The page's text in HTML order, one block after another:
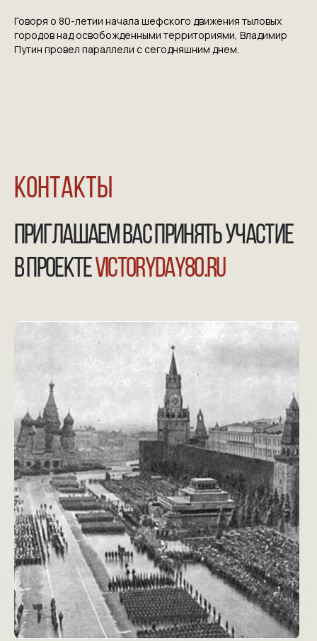
Говоря о 80-летии начала шефского движения тыловых
городов над освобожденными территориями, Владимир
Путин провел параллели с сегодняшним днем.